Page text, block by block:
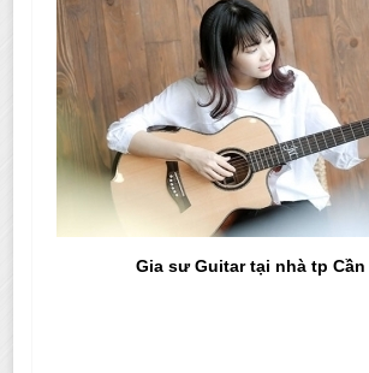
Gia sư Guitar tại nhà tp